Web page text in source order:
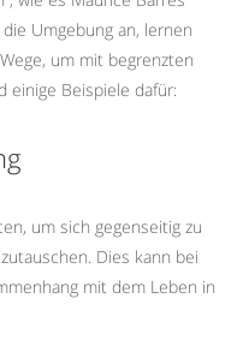
Umgebung an, lernen
um mit begrenzten
einige Beispiele dafür:
um sich gegenseitig zu
Dies kann bei
mit dem Leben in